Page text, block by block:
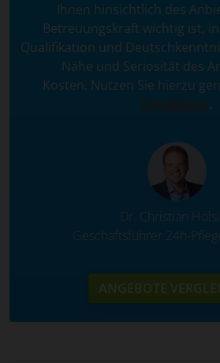
Ihnen hinsichtlich des
Betreuungskraft wichtig ist,
Qualifikation und
Nähe und Seriosität des
Kosten. Nutzen Sie hierzu
Checklisten.
Dr. Christian
Geschäftsführer 24h-
ANGEBOTE